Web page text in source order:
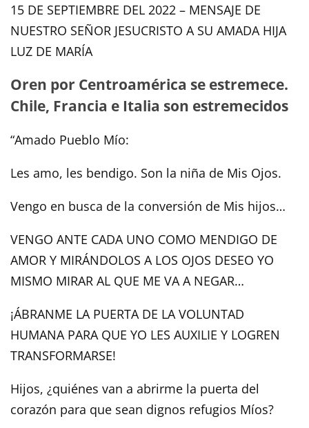
15 DE SEPTIEMBRE DEL 2022 – MENSAJE DE
NUESTRO SEÑOR JESUCRISTO A SU AMADA HIJA
LUZ DE MARÍA
Oren por Centroamérica se estremece.
Chile, Francia e Italia son estremecidos
“Amado Pueblo Mío:
Les amo, les bendigo. Son la niña de Mis Ojos.
Vengo en busca de la conversión de Mis hijos…
VENGO ANTE CADA UNO COMO MENDIGO DE
AMOR Y MIRÁNDOLOS A LOS OJOS DESEO YO
MISMO MIRAR AL QUE ME VA A NEGAR…
¡ÁBRANME LA PUERTA DE LA VOLUNTAD
HUMANA PARA QUE YO LES AUXILIE Y LOGREN
TRANSFORMARSE!
Hijos, ¿quiénes van a abrirme la puerta del
corazón para que sean dignos refugios Míos?